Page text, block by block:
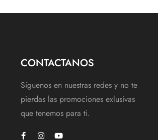
CONTACTANOS
Síguenos en nuestras redes y no te
pierdas las promociones exlusivas
que tenemos para ti.